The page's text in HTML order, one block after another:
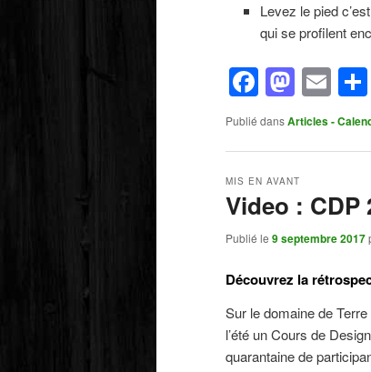
Levez le pied
qui se profilent
Facebook
Publié dansArticles -
Video : CDP
MIS EN AVANT
Publié le 9 septembre 2017
Découvrez la
Sur le domaine de
l’été un Cours de
quarantaine de